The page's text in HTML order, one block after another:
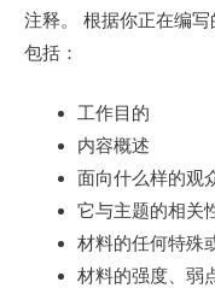
注释。 根据你正在编
包括：
工作目的
内容概述
面向什么样的观
它与主题的相关
材料的任何特殊
材料的强度、弱